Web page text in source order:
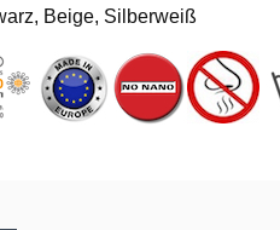
Beige, Silberweiß